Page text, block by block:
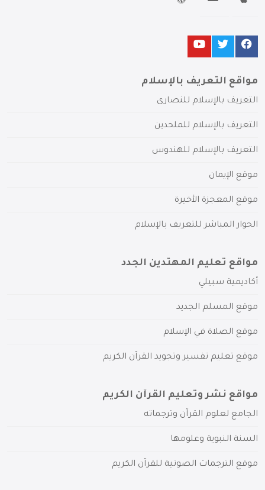
مواقع التعريف بالإسلام
التعريف بالإسلام للنصارى
التعريف بالإسلام للملحدين
التعريف بالإسلام للهندوس
موقع الإيمان
موقع المعجزة الأخيرة
الحوار المباشر للتعريف بالإسلام
مواقع تعليم المهتدين الجدد
أكاديمية سبيلي
موقع المسلم الجديد
موقع الصلاة في الإسلام
موقع تعليم تفسير وتجويد القرآن الكريم
مواقع نشر وتعليم القرآن الكريم
الجامع لعلوم القرآن وترجماته
السنة النبوية وعلومها
موقع الترجمات الصوتية للقرآن الكريم